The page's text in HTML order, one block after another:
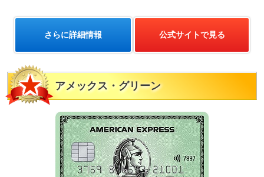
さらに詳細情報 公式サイトで見る
アメックス・グリーン